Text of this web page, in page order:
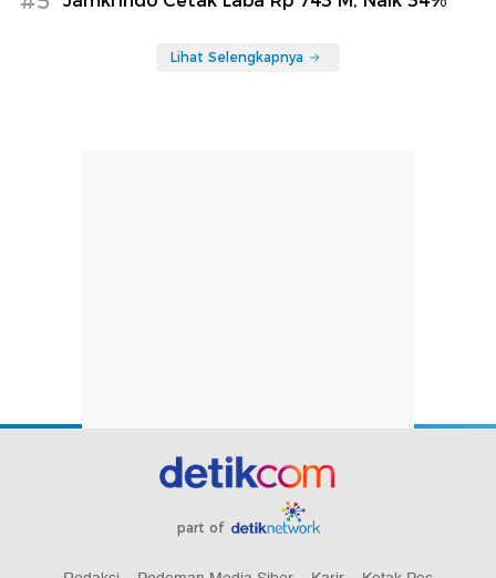
Lihat Selengkapnya
part of